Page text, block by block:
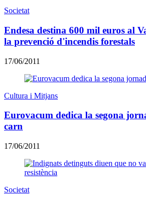
Societat
Endesa destina 600 mil euros al
la prevenció d'incendis forestals
17/06/2011
Cultura i Mitjans
Eurovacum dedica la segona
carn
17/06/2011
Societat